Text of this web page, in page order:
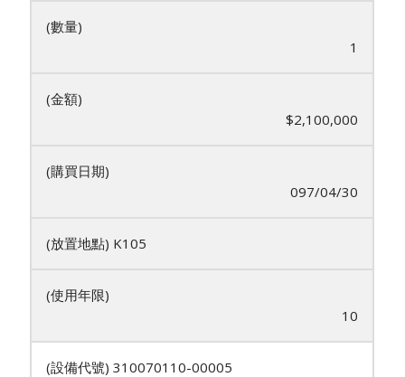
1
$2,100,000
097/04/30
K105
10
310070110-00005